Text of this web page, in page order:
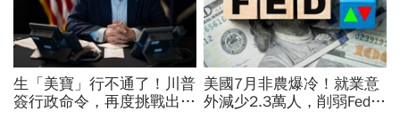
生「美寶」行不通了！川普
簽行政命令，再度挑戰出生
美國7月非農爆冷！就業意
外減少2.3萬人，削弱Fed升